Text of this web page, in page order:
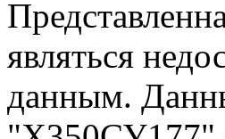
являться
данным.